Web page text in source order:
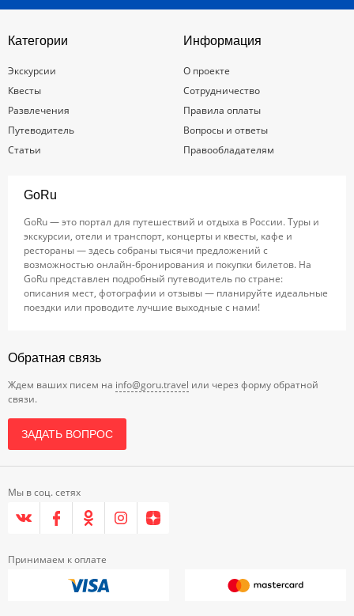
Категории
Экскурсии
Квесты
Развлечения
Путеводитель
Статьи
Информация
О проекте
Сотрудничество
Правила оплаты
Вопросы и ответы
Правообладателям
GoRu
GoRu — это портал для путешествий и отдыха в России. Туры и
экскурсии, отели и транспорт, концерты и квесты, кафе и
рестораны — здесь собраны тысячи предложений с
возможностью онлайн-бронирования и покупки билетов. На
GoRu представлен подробный путеводитель по стране:
описания мест, фотографии и отзывы — планируйте идеальные
поездки или проводите лучшие выходные с нами!
Обратная связь
Ждем ваших писем на info@goru.travel или через форму обратной
связи.
ЗАДАТЬ ВОПРОС
Мы в соц. сетях
Принимаем к оплате